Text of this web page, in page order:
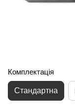
Комплектація
Стандартна